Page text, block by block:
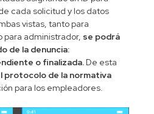
cada solicitud y los datos
vistas, tanto para
para administrador, se podrá
de la denuncia:
o finalizada. De esta
protocolo de la normativa
para los empleadores.